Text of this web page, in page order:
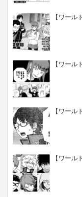
【ワー
【ワー
【ワー
【ワー